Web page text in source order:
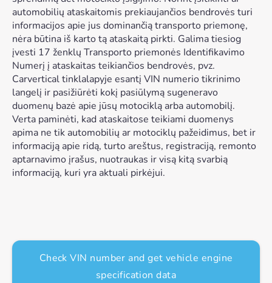
automobilių ataskaitomis prekiaujančios bendrovės turi
informacijos apie jus dominančią transporto priemonę,
nėra būtina iš karto tą ataskaitą pirkti. Galima tiesiog
įvesti 17 ženklų Transporto priemonės Identifikavimo
Numerį į ataskaitas teikiančios bendrovės, pvz.
Carvertical tinklalapyje esantį VIN numerio tikrinimo
langelį ir pasižiūrėti kokį pasiūlymą sugeneravo
duomenų bazė apie jūsų motociklą arba automobilį.
Verta paminėti, kad ataskaitose teikiami duomenys
apima ne tik automobilių ar motociklų pažeidimus, bet ir
informaciją apie ridą, turto areštus, registraciją, remonto
aptarnavimo įrašus, nuotraukas ir visą kitą svarbią
informaciją, kuri yra aktuali pirkėjui.
Check VIN number and get vehicle engine
specification data